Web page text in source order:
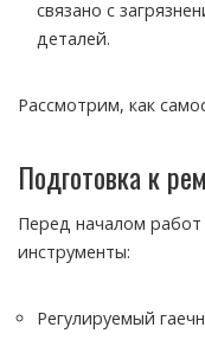
связано с
деталей.
Рассмотрим, как
Подготовка к
Перед началом
инструменты:
Регулируемый